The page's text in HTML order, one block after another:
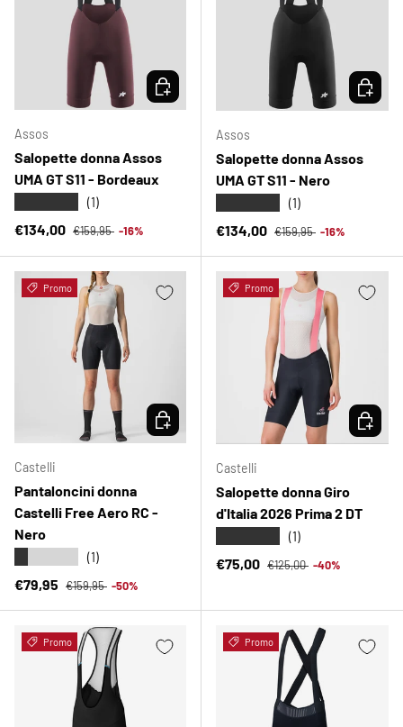
Assos
Salopette donna Assos
UMA GT S11 - Bordeaux
(1)
Prezzo di vendita
€134,00 Prezzo normale
€159,95 -16%
SCEGLI OPZIONI
Assos
Salopette donna Assos
UMA GT S11 - Nero
(1)
Prezzo di vendita
€134,00 Prezzo normale
€159,95 -16%
SCEGLI
Promo
Castelli
Pantaloncini donna
Castelli Free Aero RC -
Nero
(1)
Prezzo di vendita
€79,95 Prezzo normale
€159,95 -50%
SCEGLI OPZIONI
Promo
Castelli
Salopette donna Giro
d'Italia 2026 Prima 2 DT
(1)
Prezzo di vendita
€75,00 Prezzo normale
€125,00 -40%
SCEGLI
Promo Promo